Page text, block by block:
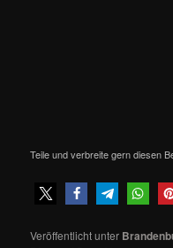
Teile und verbreite gern diesen
Veröffentlicht unter